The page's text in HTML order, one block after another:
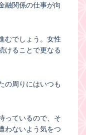
融関係の仕事が向
むでしょう。女性
けることで更なる
の周りにはいつも
っているので、そ
わないよう気をつ